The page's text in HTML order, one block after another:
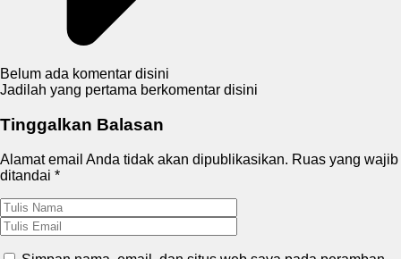
Belum ada komentar disini
Jadilah yang pertama berkomentar disini
Tinggalkan Balasan
Alamat email Anda tidak akan dipublikasikan. Ruas yang wajib
ditandai *